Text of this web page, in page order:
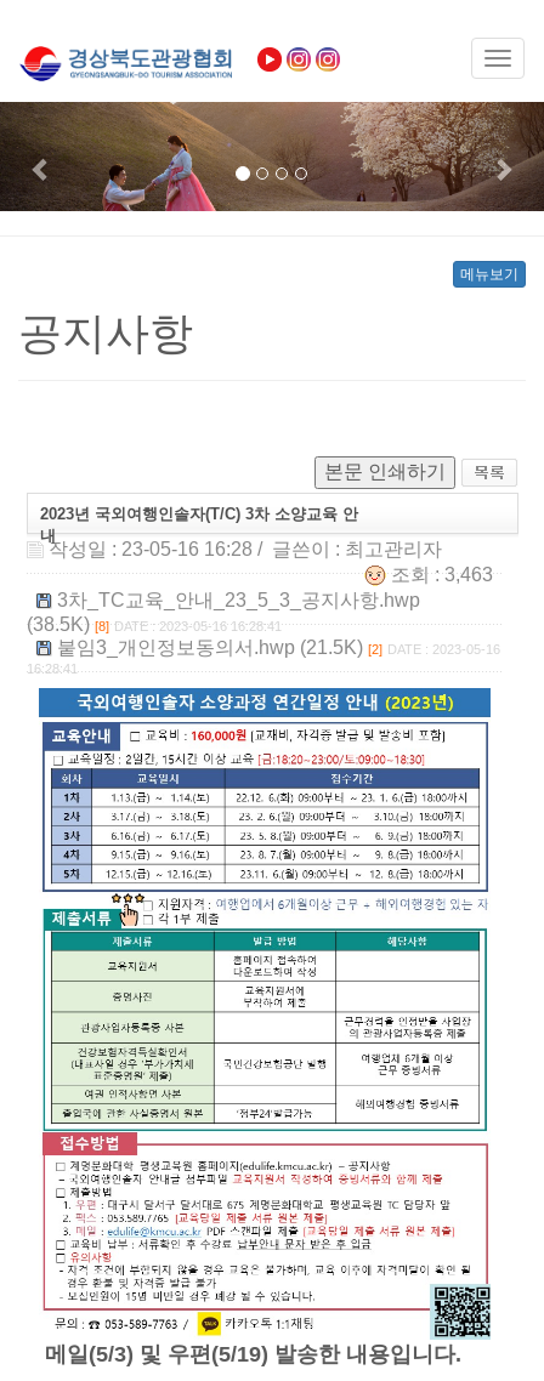
Previous
메뉴보기
공지사항
본문 인쇄하기
2023년 국외여행인솔자(T/C) 3차 소양교육 안
내
작성일 : 23-05-16 16:28 / 글쓴이 : 최고관리자
조회 : 3,463
3차_TC교육_안내_23_5_3_공지사항.hwp
(38.5K) [8] DATE : 2023-05-16 16:28:41
붙임3_개인정보동의서.hwp (21.5K) [2] DATE : 2023-05-16
16:28:41
메일(5/3) 및 우편(5/19) 발송한 내용입니다.